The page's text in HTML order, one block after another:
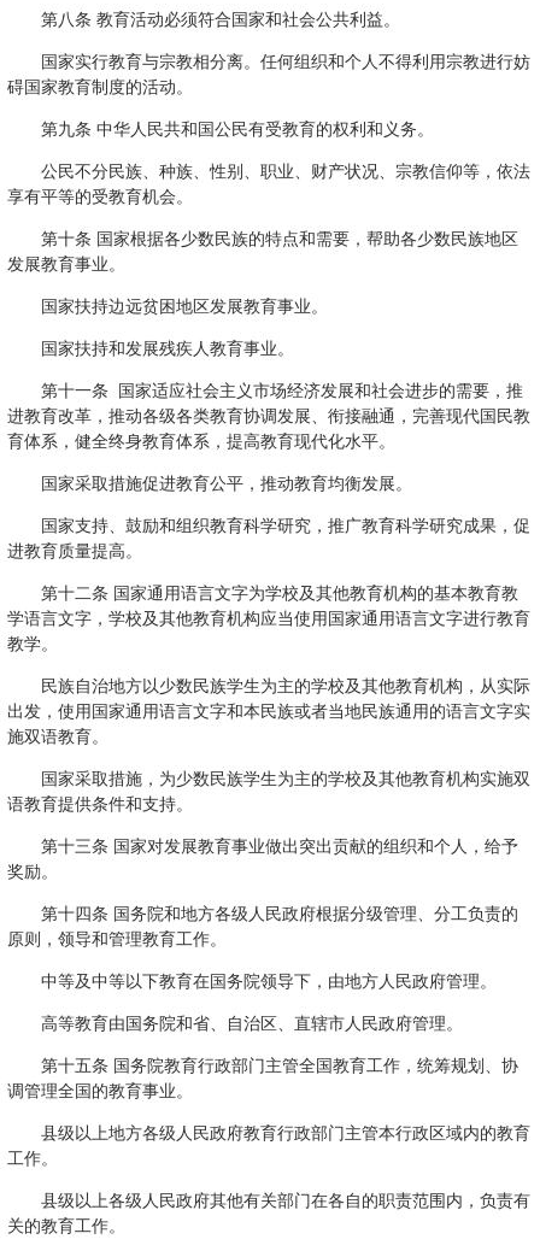
第八条 教育活动必须符合国家和社会公共利益。
国家实行教育与宗教相分离。任何组织和个人不得利用宗教进行妨
碍国家教育制度的活动。
第九条 中华人民共和国公民有受教育的权利和义务。
公民不分民族、种族、性别、职业、财产状况、宗教信仰等，依法
享有平等的受教育机会。
第十条 国家根据各少数民族的特点和需要，帮助各少数民族地区
发展教育事业。
国家扶持边远贫困地区发展教育事业。
国家扶持和发展残疾人教育事业。
第十一条 国家适应社会主义市场经济发展和社会进步的需要，推
进教育改革，推动各级各类教育协调发展、衔接融通，完善现代国民教
育体系，健全终身教育体系，提高教育现代化水平。
国家采取措施促进教育公平，推动教育均衡发展。
国家支持、鼓励和组织教育科学研究，推广教育科学研究成果，促
进教育质量提高。
第十二条 国家通用语言文字为学校及其他教育机构的基本教育教
学语言文字，学校及其他教育机构应当使用国家通用语言文字进行教育
教学。
民族自治地方以少数民族学生为主的学校及其他教育机构，从实际
出发，使用国家通用语言文字和本民族或者当地民族通用的语言文字实
施双语教育。
国家采取措施，为少数民族学生为主的学校及其他教育机构实施双
语教育提供条件和支持。
第十三条 国家对发展教育事业做出突出贡献的组织和个人，给予
奖励。
第十四条 国务院和地方各级人民政府根据分级管理、分工负责的
原则，领导和管理教育工作。
中等及中等以下教育在国务院领导下，由地方人民政府管理。
高等教育由国务院和省、自治区、直辖市人民政府管理。
第十五条 国务院教育行政部门主管全国教育工作，统筹规划、协
调管理全国的教育事业。
县级以上地方各级人民政府教育行政部门主管本行政区域内的教育
工作。
县级以上各级人民政府其他有关部门在各自的职责范围内，负责有
关的教育工作。